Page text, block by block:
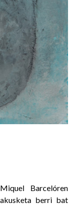
Barcelóren
berri bat